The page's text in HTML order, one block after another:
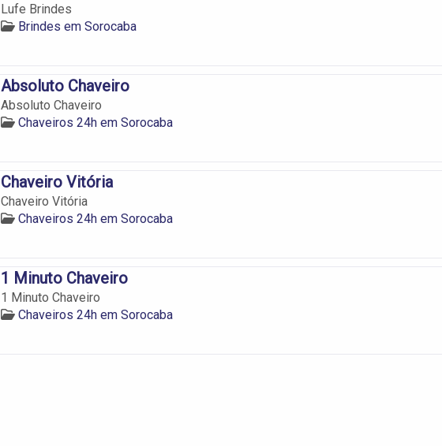
Lufe Brindes
Brindes em Sorocaba
Absoluto Chaveiro
Absoluto Chaveiro
Chaveiros 24h em Sorocaba
Chaveiro Vitória
Chaveiro Vitória
Chaveiros 24h em Sorocaba
1 Minuto Chaveiro
1 Minuto Chaveiro
Chaveiros 24h em Sorocaba